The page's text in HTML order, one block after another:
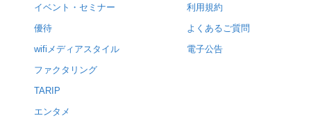
イベント・セミナー
優待
wifiメディアスタイル
ファクタリング
TARIP
エンタメ
利用規約
よくあるご質問
電子公告